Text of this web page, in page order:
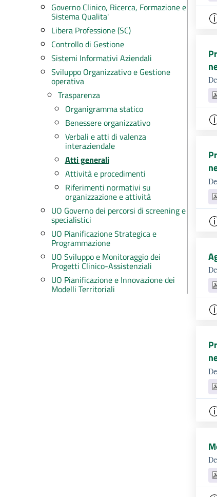
Governo Clinico, Ricerca, Formazione e
Sistema Qualita'
Libera Professione (SC)
Controllo di Gestione
Sistemi Informativi Aziendali
Sviluppo Organizzativo e Gestione
operativa
Trasparenza
Organigramma statico
Benessere organizzativo
Verbali e atti di valenza
interaziendale
Atti generali
Attività e procedimenti
Riferimenti normativi su
organizzazione e attività
UO Governo dei percorsi di screening e
specialistici
UO Pianificazione Strategica e
Programmazione
UO Sviluppo e Monitoraggio dei
Progetti Clinico-Assistenziali
UO Pianificazione e Innovazione dei
Modelli Territoriali